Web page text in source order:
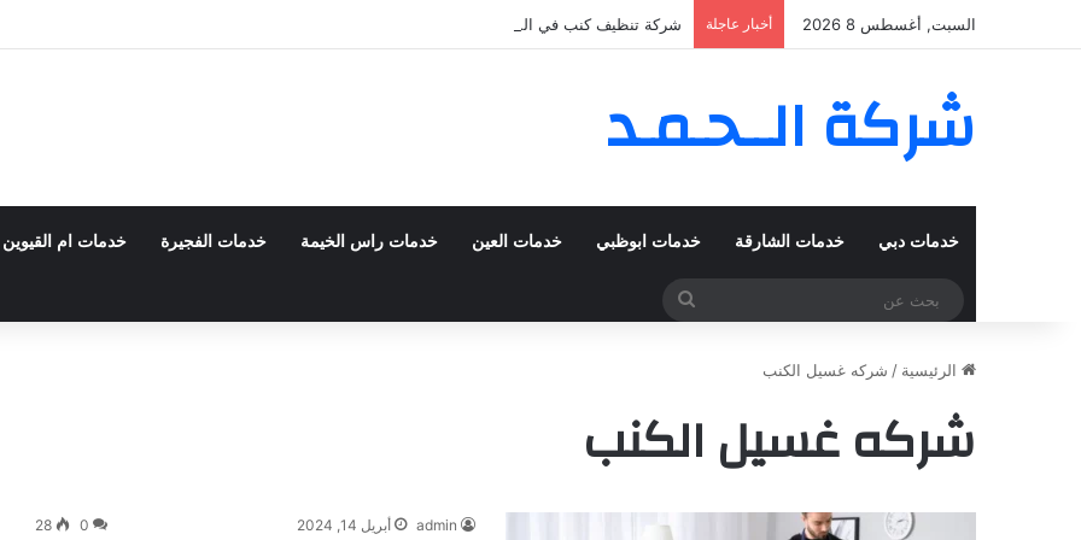
السبت, أغسطس 8 2026 أخبار عاجلة شركة تنظيف كنب في المزهر – دبي 0555980700 – خصم30%
شركة الــحـمـد
خدمات دبي خدمات الشارقة خدمات ابوظبي خدمات العين خدمات راس الخيمة خدمات الفجيرة خدمات ام القيوين
بحث
الرئيسية / شركه غسيل الكنب
شركه غسيل الكنب
admin أبريل 14, 2024 0
28